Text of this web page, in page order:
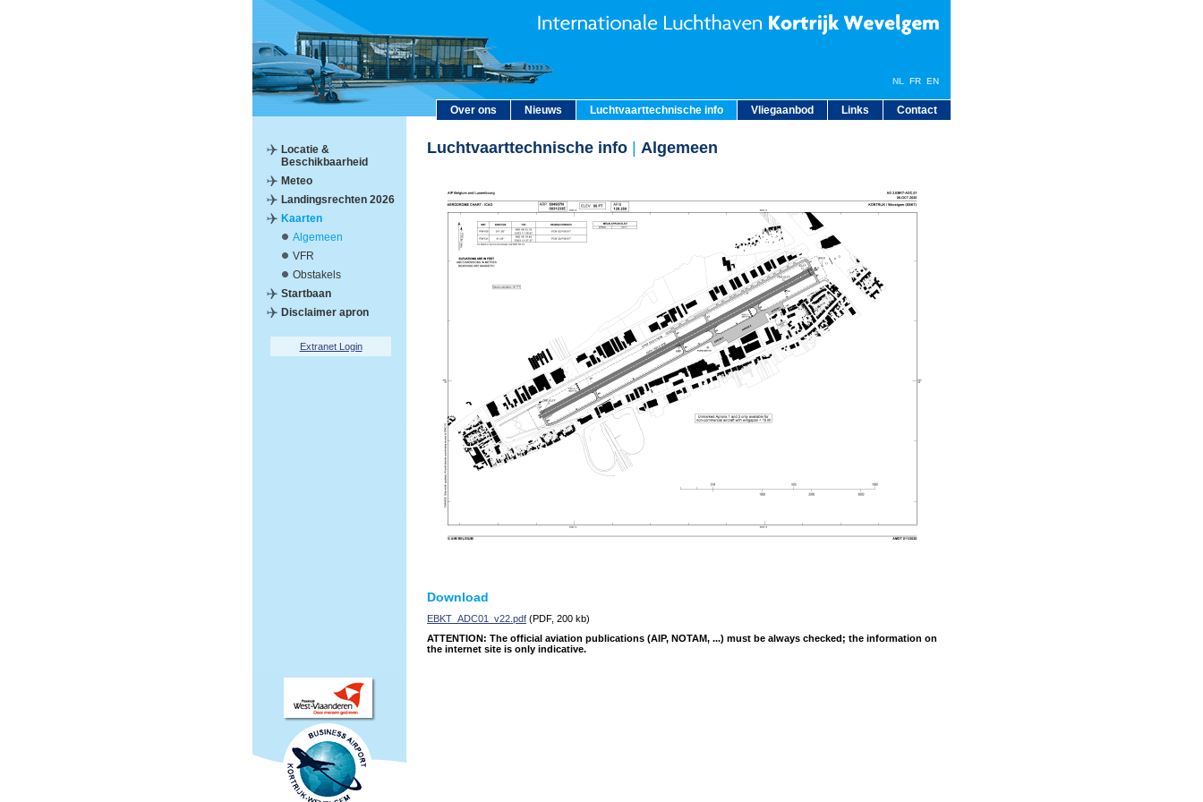
Over ons Nieuws Luchtvaarttechnische info Vliegaanbod Links Contact
NL FR EN
Locatie &
Beschikbaarheid
Meteo
Landingsrechten 2026
Kaarten
Algemeen
VFR
Obstakels
Startbaan
Disclaimer apron
Extranet Login
Luchtvaarttechnische info Algemeen
Download
EBKT_ADC01_v22.pdf (PDF, 200 kb)
ATTENTION: The official aviation publications (AIP, NOTAM, ...) must be always checked; the information on
the internet site is only indicative.